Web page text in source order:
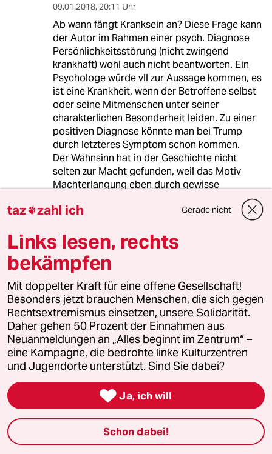
09.01.2018, 20:11 Uhr
Ab wann fängt Kranksein an? Diese Frage kann
der Autor im Rahmen einer psych. Diagnose
Persönlichkeitsstörung (nicht zwingend
krankhaft) wohl auch nicht beantworten. Ein
Psychologe würde vll zur Aussage kommen, es
ist eine Krankheit, wenn der Betroffene selbst
oder seine Mitmenschen unter seiner
charakterlichen Besonderheit leiden. Zu einer
positiven Diagnose könnte man bei Trump
durch letzteres Symptom schon kommen.
Der Wahnsinn hat in der Geschichte nicht
selten zur Macht gefunden, weil das Motiv
Machterlangung eben durch gewisse
psychische Anomalien gestützt wird. Ich hätte
dem Autor gern eine etwas differenziertere
Gesellschaftanalytikern belesen, bspw Erich
Fromm.
Rainer B.
10.01.2018,16:54 Uhr
@lions:
Mit Ferndiagnosen sollte man sich
tunlichst besser zurückhalten.
auch nicht selten die Psychiatrien
selbst mitgeprägt. Denken Sie nur
mal an Radovan Karadžić.
taz zahl ich Gerade nicht
Links lesen, rechts
bekämpfen
Mit doppelter Kraft für eine offene Gesellschaft!
Besonders jetzt brauchen Menschen, die sich gegen
Rechtsextremismus einsetzen, unsere Solidarität.
Daher gehen 50 Prozent der Einnahmen aus
Neuanmeldungen an „Alles beginnt im Zentrum“ –
eine Kampagne, die bedrohte linke Kulturzentren
und Jugendorte unterstützt. Sind Sie dabei?
 Ja, ich will
Schon dabei!